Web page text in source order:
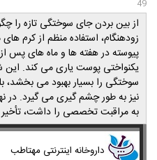
49
از بین بردن جای سوختگی تازه را
زودهنگام، استفاده منظم از کرم
پیوسته در هفته ها و ماه های پس
یکنواختی پوست یاری می کند. این
سوختگی را بسیار بهبود می بخشد،
نیز به طور چشم گیری می گیرد. در
به مراقبت تخصصی را داشت، تأخیر
داروخانه اینترنتی مهتاطب